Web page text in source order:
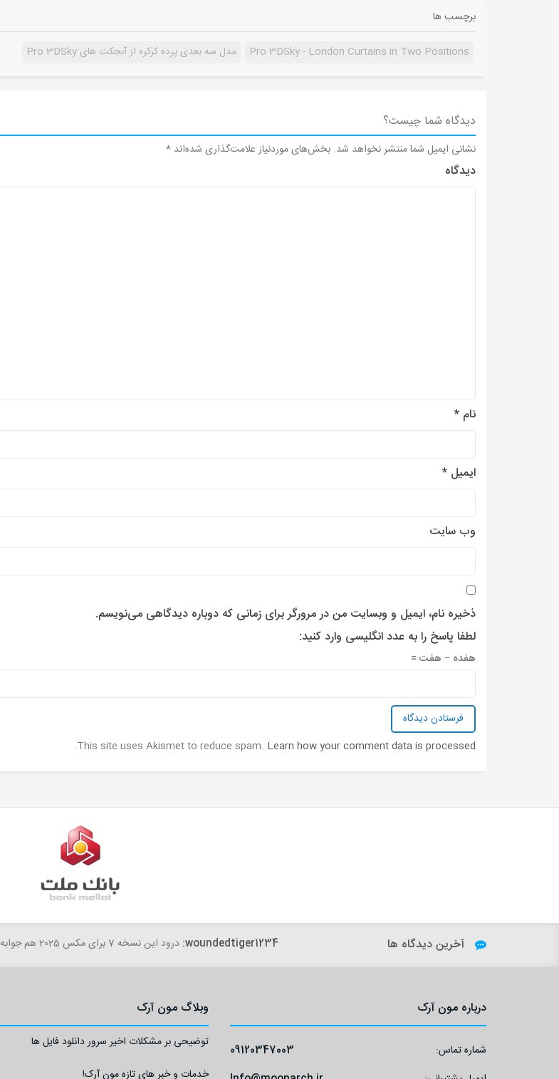
برچسب ها
Pro 3DSky - London Curtains in Two Positions مدل سه بعدی پرده کرکره از آبجکت های Pro 3DSky
دیدگاه شما چیست؟
نشانی ایمیل شما منتشر نخواهد شد. بخش‌های موردنیاز علامت‌گذاری شده‌اند *
دیدگاه
نام *
ایمیل *
وب‌ سایت
ذخیره نام، ایمیل و وبسایت من در مرورگر برای زمانی که دوباره دیدگاهی می‌نویسم.
لطفا پاسخ را به عدد انگلیسی وارد کنید:
هفده − هفت =
This site uses Akismet to reduce spam. Learn how your comment data is processed
.
آخرین دیدگاه ها woundedtiger1234: درود این نسخه 7 برای مکس 2025 هم جوابه؟...
درباره مون آرک
شماره تماس:
09120347003
وبلاگ مون آرک
توضیحی بر مشکلات اخیر سرور دانلود فایل ها
خدمات و خبر های تازه مون آرک!